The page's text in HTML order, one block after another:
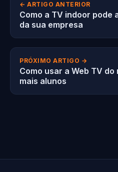
← ARTIGO ANTERIOR
Como a TV indoor pode
da sua empresa
PRÓXIMO ARTIGO →
Como usar a Web TV
mais alunos